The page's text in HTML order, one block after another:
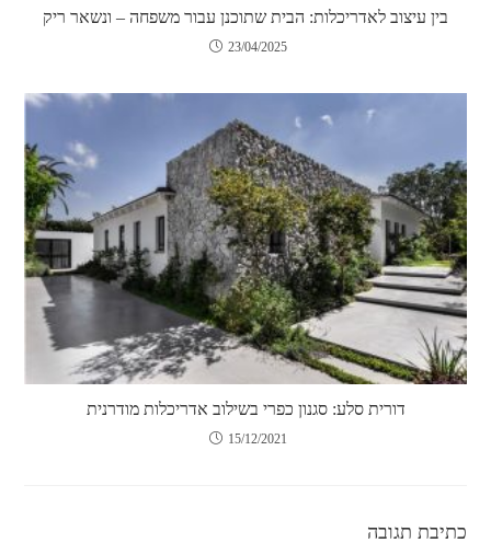
בין עיצוב לאדריכלות: הבית שתוכנן עבור משפחה – ונשאר ריק
23/04/2025
דורית סלע: סגנון כפרי בשילוב אדריכלות מודרנית
15/12/2021
כתיבת תגובה